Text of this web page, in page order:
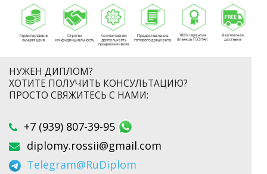
НУЖЕН ДИПЛОМ?
ХОТИТЕ ПОЛУЧИТЬ КОНСУЛЬТАЦИЮ?
ПРОСТО СВЯЖИТЕСЬ С НАМИ:
+7 (939) 807-39-95
diplomy.rossii@gmail.com
Telegram@RuDiplom